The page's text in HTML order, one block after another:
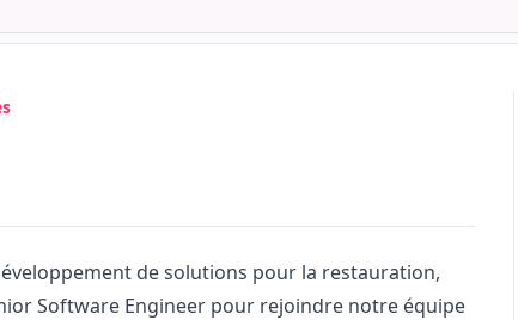
de solutions pour la restauration,
Software Engineer pour rejoindre notre équipe